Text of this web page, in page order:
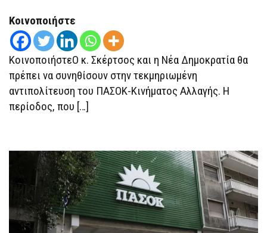
Κοινοποιήστε
ΚοινοποιήστεΟ κ. Σκέρτσος και η Νέα Δημοκρατία θα
πρέπει να συνηθίσουν στην τεκμηριωμένη
αντιπολίτευση του ΠΑΣΟΚ-Κινήματος Αλλαγής. Η
περίοδος, που […]